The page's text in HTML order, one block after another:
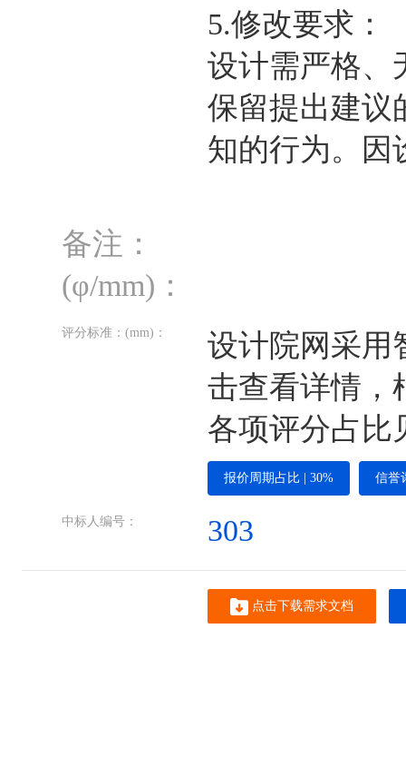
5.修改要求：
设计需严格、
保留提出建议
知的行为。因
备注：
(φ/mm)：
评分标准： (mm) ：
设计院网采用
击查看详情，
各项评分占比
报价周期占比 | 30% 信誉
中标人编号： 303
点击下载需求文档